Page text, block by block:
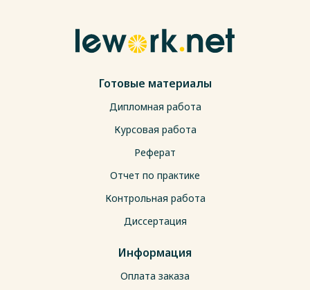
Готовые материалы
Дипломная работа
Курсовая работа
Реферат
Отчет по практике
Контрольная работа
Диссертация
Информация
Оплата заказа